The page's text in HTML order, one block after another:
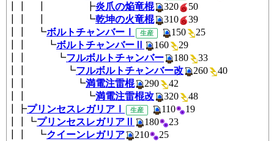
┃┃ ┃ ┣炎爪の焔竜棍 320
50
┃┃ ┃ ┗乾坤の火竜棍 310
39
┃┃ ┗ボルトチャンバーⅠ 生産 150
┃┃ ┗ボルトチャンバーⅡ 160
┃┃ ┗フルボルトチャンバー 180
┃┃ ┗フルボルトチャンバー改 260
┃┃ ┗満電注雷棍 290
42
┃┃ ┗満電注雷棍改 320
48
┃┣プリンセスレガリアⅠ 生産 110
┃┃┗プリンセスレガリアⅡ 180
┃┃ ┗クイーンレガリア 210
25